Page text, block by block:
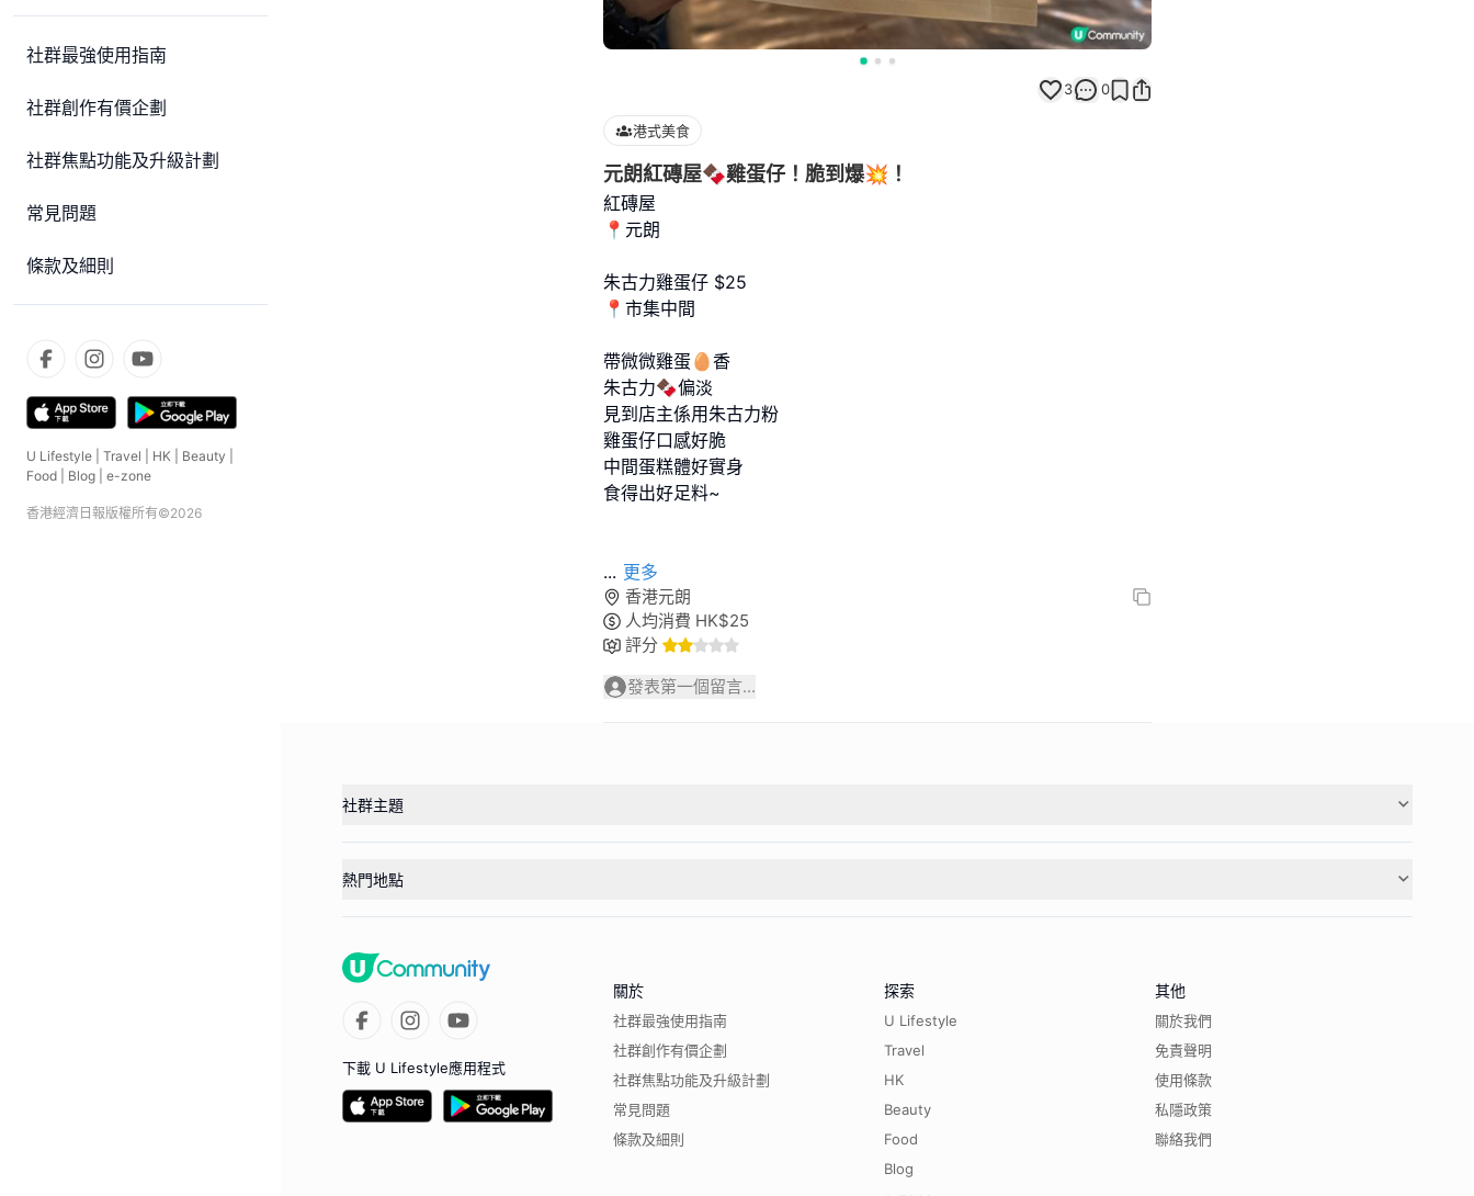
社群最強使用指南
社群創作有價企劃
社群焦點功能及升級計劃
常見問題
條款及細則
U Lifestyle Travel HK Beauty
Food
Blog e-zone
香港經濟日報版權所有©2026
3 0
港式美食
元朗紅磚屋🍫雞蛋仔！脆到爆💥！
紅磚屋
📍元朗
朱古力雞蛋仔 $25
📍市集中間
帶微微雞蛋🥚香
朱古力🍫偏淡
見到店主係用朱古力粉
雞蛋仔口感好脆
中間蛋糕體好實身
食得出好足料~
... 更多
香港元朗
人均消費 HK$25
評分
發表第一個留言...
社群主題
熱門地點
下載 U Lifestyle應用程式
關於
社群最強使用指南
社群創作有價企劃
社群焦點功能及升級計劃
常見問題
條款及細則
探索
U Lifestyle
Travel
HK
Beauty
Food
Blog
其他
關於我們
免責聲明
使用條款
私隱政策
聯絡我們